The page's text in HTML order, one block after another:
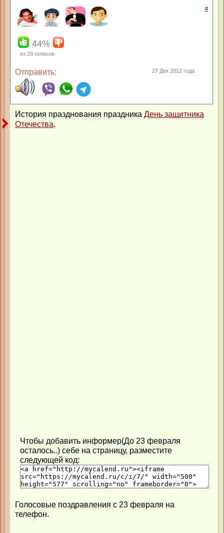
#
44%
из 29 голосов
Отправить: 27 Дек 2012 года
История празднования праздника День защитника
Отечества.
Чтобы добавить информер(До 23 февраля
осталось..) себе на страницу, разместите
следующей код:
Голосовые поздравления с 23 февраля на
телефон.